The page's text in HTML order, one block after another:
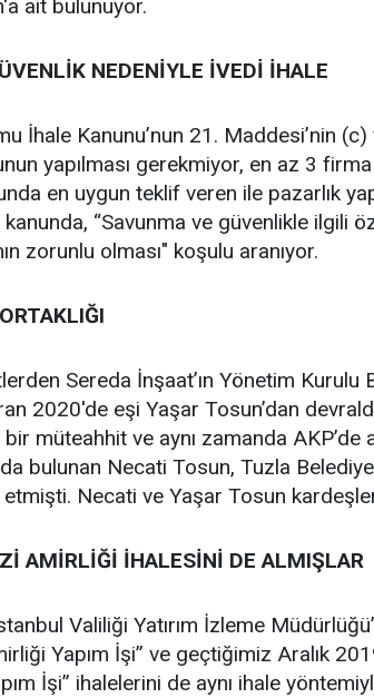
ait bulunuyor.
NEDENİYLE İVEDİ İHALE
İhale Kanunu’nun 21. Maddesi’nin
yapılması gerekmiyor, en az 3
en uygun teklif veren ile pazarlık
“Savunma ve güvenlikle ilgili
zorunlu olması" koşulu aranıyor.
Sereda İnşaat’ın Yönetim
2020'de eşi Yaşar Tosun’dan
müteahhit ve aynı zamanda
bulunan Necati Tosun, Tuzla
Necati ve Yaşar Tosun
AMİRLİĞİ İHALESİNİ DE ALMIŞLAR
Valiliği Yatırım İzleme
Yapım İşi” ve geçtiğimiz Aralık
İşi” ihalelerini de aynı ihale